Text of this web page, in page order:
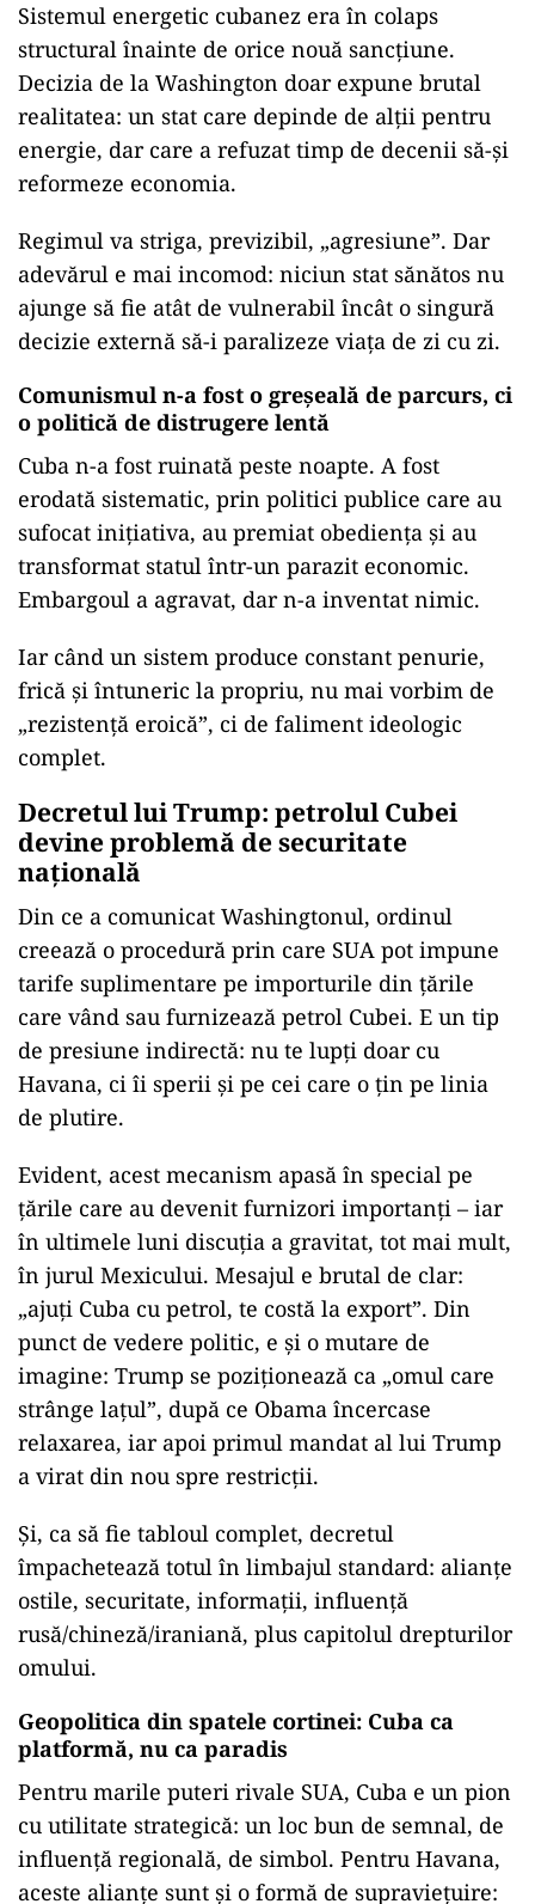
Sistemul energetic cubanez era în colaps
structural înainte de orice nouă sancțiune.
Decizia de la Washington doar expune brutal
realitatea: un stat care depinde de alții pentru
energie, dar care a refuzat timp de decenii să-și
reformeze economia.
Regimul va striga, previzibil, „agresiune”. Dar
adevărul e mai incomod: niciun stat sănătos nu
ajunge să fie atât de vulnerabil încât o singură
decizie externă să-i paralizeze viața de zi cu zi.
Comunismul n-a fost o greșeală de parcurs, ci
o politică de distrugere lentă
Cuba n-a fost ruinată peste noapte. A fost
erodată sistematic, prin politici publice care au
sufocat inițiativa, au premiat obediența și au
transformat statul într-un parazit economic.
Embargoul a agravat, dar n-a inventat nimic.
Iar când un sistem produce constant penurie,
frică și întuneric la propriu, nu mai vorbim de
„rezistență eroică”, ci de faliment ideologic
complet.
Decretul lui Trump: petrolul Cubei
devine problemă de securitate
națională
Din ce a comunicat Washingtonul, ordinul
creează o procedură prin care SUA pot impune
tarife suplimentare pe importurile din țările
care vând sau furnizează petrol Cubei. E un tip
de presiune indirectă: nu te lupți doar cu
Havana, ci îi sperii și pe cei care o țin pe linia
de plutire.
Evident, acest mecanism apasă în special pe
țările care au devenit furnizori importanți – iar
în ultimele luni discuția a gravitat, tot mai mult,
în jurul Mexicului. Mesajul e brutal de clar:
„ajuți Cuba cu petrol, te costă la export”. Din
punct de vedere politic, e și o mutare de
imagine: Trump se poziționează ca „omul care
strânge lațul”, după ce Obama încercase
relaxarea, iar apoi primul mandat al lui Trump
a virat din nou spre restricții.
Și, ca să fie tabloul complet, decretul
împachetează totul în limbajul standard: alianțe
ostile, securitate, informații, influență
rusă/chineză/iraniană, plus capitolul drepturilor
omului.
Geopolitica din spatele cortinei: Cuba ca
platformă, nu ca paradis
Pentru marile puteri rivale SUA, Cuba e un pion
cu utilitate strategică: un loc bun de semnal, de
influență regională, de simbol. Pentru Havana,
aceste alianțe sunt și o formă de supraviețuire: